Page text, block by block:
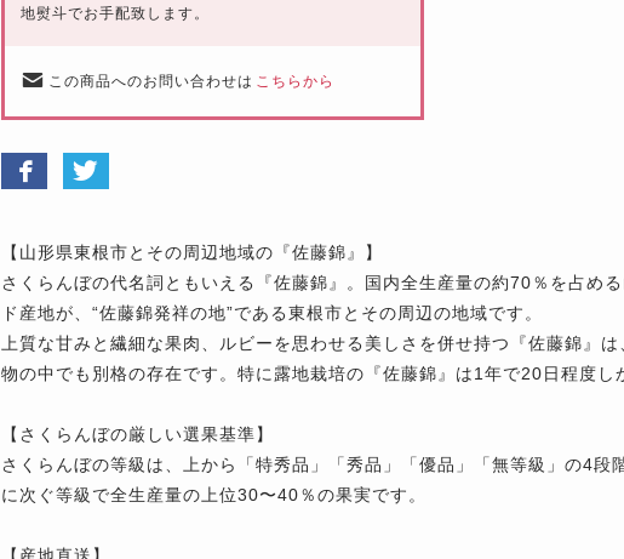
地熨斗でお手配致します。
この商品へのお問い合わせは こちらから
【山形県東根市とその周辺地域の『佐藤錦』】
さくらんぼの代名詞ともいえる『佐藤錦』。国内全生産量の約70％を占め
ド産地が、“佐藤錦発祥の地”である東根市とその周辺の地域です。
上質な甘みと繊細な果肉、ルビーを思わせる美しさを併せ持つ『佐藤錦』
物の中でも別格の存在です。特に露地栽培の『佐藤錦』は1年で20日程度し
【さくらんぼの厳しい選果基準】
さくらんぼの等級は、上から「特秀品」「秀品」「優品」「無等級」の4段
に次ぐ等級で全生産量の上位30〜40％の果実です。
【産地直送】